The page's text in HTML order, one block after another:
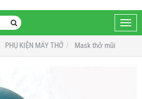
PHỤ KIỆN MÁY THỞ Mask thở mũi